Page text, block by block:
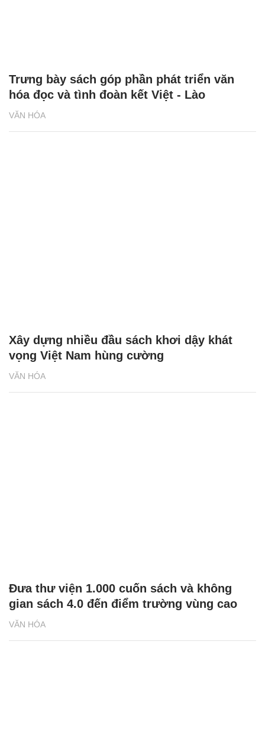
VĂN HÓA
Trưng bày sách góp phần phát triển văn
hóa đọc và tình đoàn kết Việt - Lào
VĂN HÓA
Xây dựng nhiều đầu sách khơi dậy khát
vọng Việt Nam hùng cường
VĂN HÓA
Đưa thư viện 1.000 cuốn sách và không
gian sách 4.0 đến điểm trường vùng cao